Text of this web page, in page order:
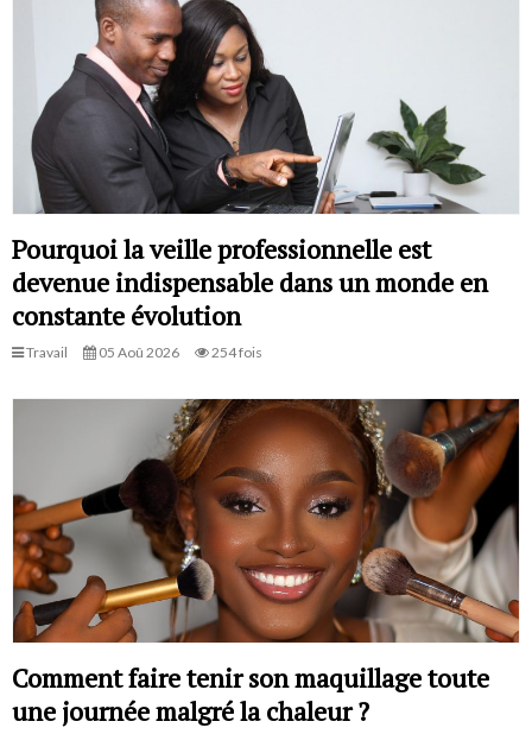
Pourquoi la veille professionnelle est
devenue indispensable dans un monde en
constante évolution
Travail 05 Aoû 2026 254 fois
Comment faire tenir son maquillage toute
une journée malgré la chaleur ?